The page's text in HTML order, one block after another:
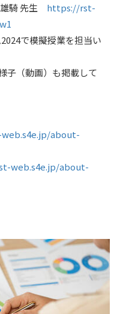
騎 先生 https://rst-
で模擬授業を担当い
子（動画）も掲載して
about-
web.s4e.jp/about-